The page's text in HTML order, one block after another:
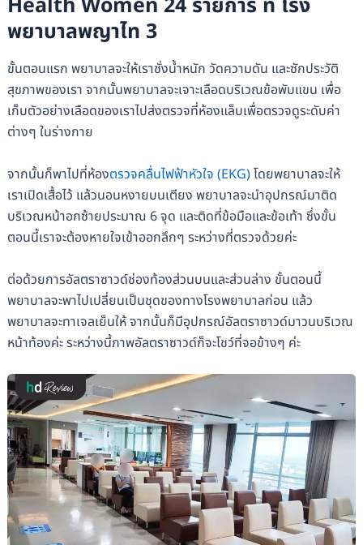
พยาบาลพญาไท 3
ขั้นตอนแรก พยาบาลจะให้เราชั่งน้ำหนัก วัดความดัน และซักประวัติ
สุขภาพของเรา จากนั้นพยาบาลจะเจาะเลือดบริเวณข้อพับแขน เพื่อ
เก็บตัวอย่างเลือดของเราไปส่งตรวจที่ห้องแล็บเพื่อตรวจดูระดับค่า
ต่างๆ ในร่างกาย
จากนั้นก็พาไปที่ห้องตรวจคลื่นไฟฟ้าหัวใจ (EKG)โดยพยาบาลจะให้
เราเปิดเสื้อไว้ แล้วนอนหงายบนเตียง พยาบาลจะนำอุปกรณ์มาติด
บริเวณหน้าอกซ้ายประมาณ 6 จุด และติดที่ข้อมือและข้อเท้า ซึ่งขั้น
ตอนนี้เราจะต้องหายใจเข้าออกลึกๆ ระหว่างที่ตรวจด้วยค่ะ
ต่อด้วยการอัลตราซาวด์ช่องท้องส่วนบนและส่วนล่าง ขั้นตอนนี้
พยาบาลจะพาไปเปลี่ยนเป็นชุดของทางโรงพยาบาลก่อน แล้ว
พยาบาลจะทาเจลเย็นให้ จากนั้นก็มีอุปกรณ์อัลตราซาวด์มาวนบริเวณ
หน้าท้องค่ะ ระหว่างนี้ภาพอัลตราซาวด์ก็จะโชว์ที่จอข้างๆ ค่ะ